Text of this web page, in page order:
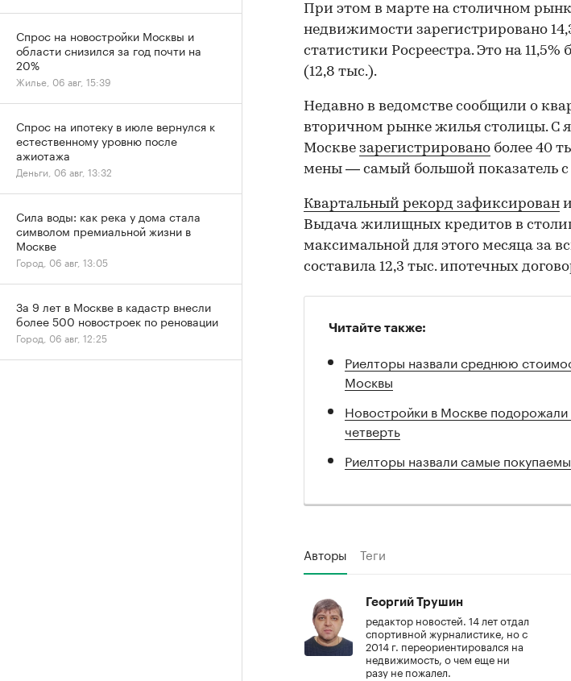
При этом в марте на столичном
недвижимости зарегистрировано
статистики Росреестра. Это на
(12,8 тыс.).
Недавно в ведомстве сообщили о
вторичном рынке жилья столицы. С
Москве зарегистрировано более 40
мены — самый большой показатель с
Квартальный рекорд зафиксирован
Выдача жилищных кредитов в
максимальной для этого месяца за
составила 12,3 тыс. ипотечных
Читайте также:
Риелторы назвали среднюю
Москвы
Новостройки в Москве
четверть
Риелторы назвали самые
Авторы Теги
Георгий Трушин
редактор новостей. 14 лет отдал
спортивной журналистике, но с
2014 г. переориентировался на
недвижимость, о чем еще ни
разу не пожалел.
Спрос на новостройки Москвы и
области снизился за год почти на
20%
Жилье, 06 авг, 15:39
Спрос на ипотеку в июле вернулся к
естественному уровню после
ажиотажа
Деньги, 06 авг, 13:32
Сила воды: как река у дома стала
символом премиальной жизни в
Москве
Город, 06 авг, 13:05
За 9 лет в Москве в кадастр внесли
более 500 новостроек по реновации
Город, 06 авг, 12:25